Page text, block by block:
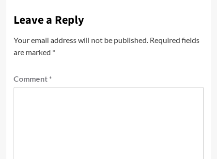
Leave a Reply
Your email address will not be published. Required fields
are marked *
Comment *